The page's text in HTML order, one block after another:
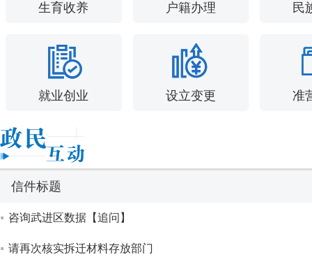
生育收养 户籍办理 民
就业创业 设立变更 准
信件标题
咨询武进区数据【追问】
请再次核实拆迁材料存放部门